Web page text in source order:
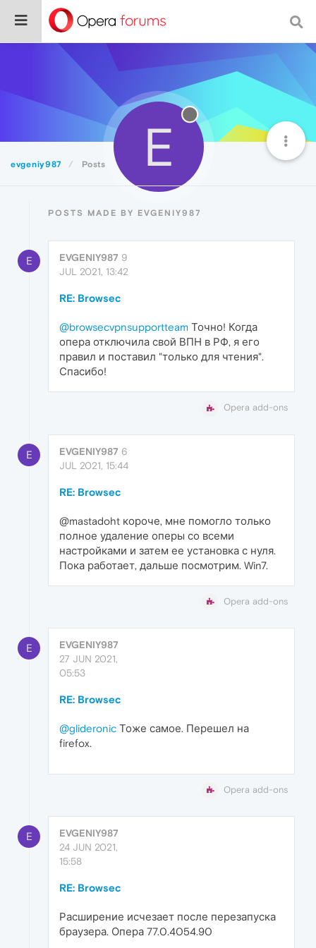
evgeniy987 Posts E
POSTS MADE BY EVGENIY987
E EVGENIY987 9
JUL 2021, 13:42
RE: Browsec
@browsecvpnsupportteam Точно! Когда
опера отключила свой ВПН в РФ, я его
правил и поставил "только для чтения".
Спасибо!
Opera add-ons
E EVGENIY987 6
JUL 2021, 15:44
RE: Browsec
@mastadoht короче, мне помогло только
полное удаление оперы со всеми
настройками и затем ее установка с нуля.
Пока работает, дальше посмотрим. Win7.
Opera add-ons
E
EVGENIY987
27 JUN 2021,
05:53
RE: Browsec
@glideronic Тоже самое. Перешел на
firefox.
Opera add-ons
E
EVGENIY987
24 JUN 2021,
15:58
RE: Browsec
Расширение исчезает после перезапуска
браузера. Опера 77.0.4054.90